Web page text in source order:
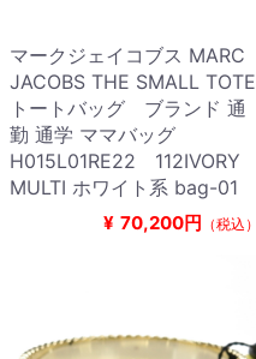
マークジェイコブス MARC
JACOBS THE SMALL TOTE
トートバッグ ブランド 通
勤 通学 ママバッグ
H015L01RE22 112IVORY
MULTI ホワイト系 bag-01
¥ 70,200円 （税込）